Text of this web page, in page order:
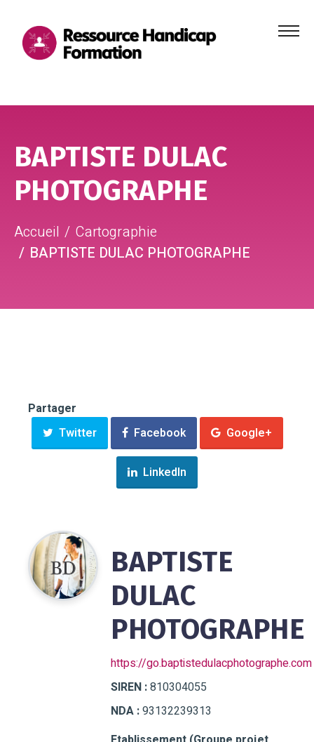
Menu
BAPTISTE DULAC
PHOTOGRAPHE
Accueil
Cartographie
BAPTISTE DULAC PHOTOGRAPHE
Partager
Twitter
Facebook Google+
LinkedIn
BAPTISTE
DULAC
PHOTOGRAPHE
https://go.baptistedulacphotographe.com
SIREN :810304055
NDA :93132239313